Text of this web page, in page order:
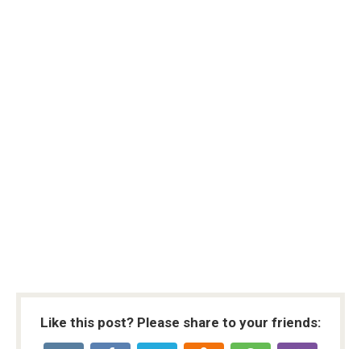
Like this post? Please share to your friends: